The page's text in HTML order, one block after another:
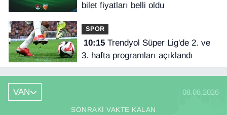
bilet fiyatları belli oldu
SPOR
10:15Trendyol Süper Lig'de 2. ve
3. hafta programları açıklandı
VAN 08.08.2026
SONRAKI VAKTE KALAN